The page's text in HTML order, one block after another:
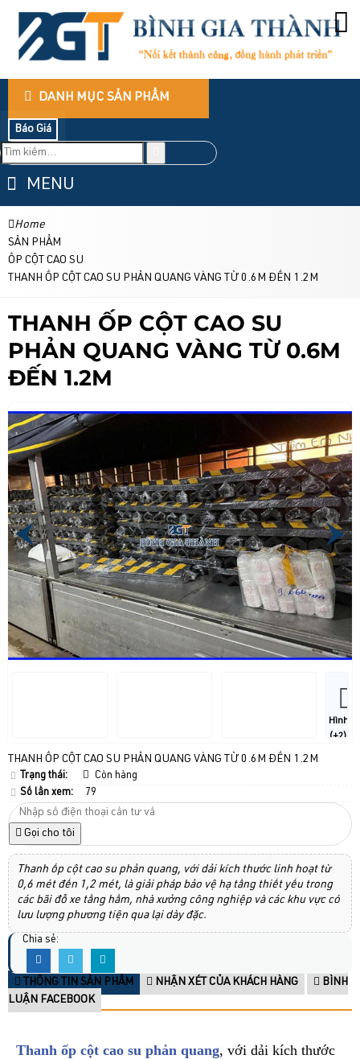
DANH MỤC SẢN PHẨM
Báo Giá
MENU
Home
SẢN PHẨM
ỐP CỘT CAO SU
THANH ỐP CỘT CAO SU PHẢN QUANG VÀNG TỪ 0.6M ĐẾN 1.2M
THANH ỐP CỘT CAO SU
PHẢN QUANG VÀNG TỪ 0.6M
ĐẾN 1.2M
Hình
(+2)
THANH ỐP CỘT CAO SU PHẢN QUANG VÀNG TỪ 0.6M ĐẾN 1.2M
Trạng thái:
Còn hàng
Số lần xem:
79
Gọi cho tôi
Thanh ốp cột cao su phản quang, với dải kích thước linh hoạt từ
0,6 mét đến 1,2 mét, là giải pháp bảo vệ hạ tầng thiết yếu trong
các bãi đỗ xe tầng hầm, nhà xưởng công nghiệp và các khu vực có
lưu lượng phương tiện qua lại dày đặc.
Chia sẻ:
THÔNG TIN SẢN PHẨM NHẬN XÉT CỦA KHÁCH HÀNG
BÌNH
LUẬN FACEBOOK
Thanh ốp cột cao su phản quang, với dải kích thước